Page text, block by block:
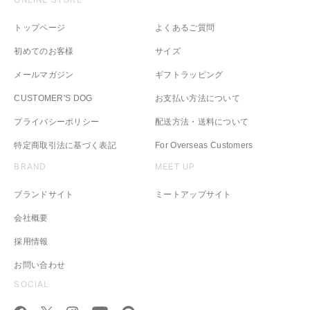
トップページ
初めてのお客様
メールマガジン
CUSTOMER'S DOG
プライバシーポリシー
特定商取引法に基づく表記
よくあるご質問
サイズ
ギフトラッピング
お支払い方法について
配送方法・送料について
For Overseas Customers
BRAND
ブランドサイト
会社概要
採用情報
お問い合わせ
MEET UP
ミートアップサイト
SOCIAL